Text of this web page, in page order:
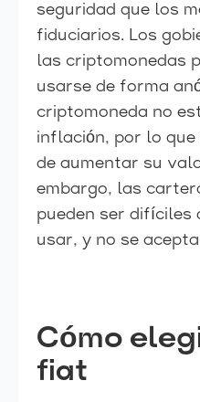
seguridad que los
fiduciarios. Los
las criptomonedas
usarse de forma
criptomoneda no
inflación, por lo
de aumentar su
embargo, las
pueden ser difíciles
usar, y no se
Cómo
fiat